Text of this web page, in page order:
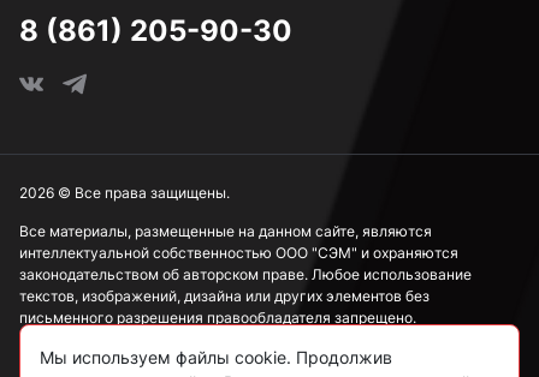
8 (861) 205-90-30
Все материалы, размещенные на данном сайте, являются
интеллектуальной собственностью ООО "СЭМ" и охраняются
законодательством об авторском праве. Любое использование
текстов, изображений, дизайна или других элементов без
письменного разрешения правообладателя запрещено.
Информация, представленная на сайте, носит исключительно
2026 © Все права защищены.
Мы используем файлы cookie. Продолжив